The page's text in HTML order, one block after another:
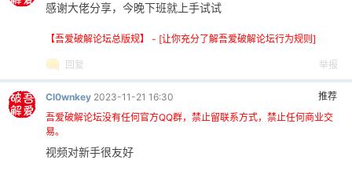
感谢大佬分享，今晚下班就上手试试
【吾爱破解论坛总版规】 - [让你充分了解吾爱破解论坛行为规则]
回复 举报
推荐
Cl0wnkey 2023-11-21 16:30
吾爱破解论坛没有任何官方QQ群，禁止留联系方式，禁止任何商业交
易。
视频对新手很友好